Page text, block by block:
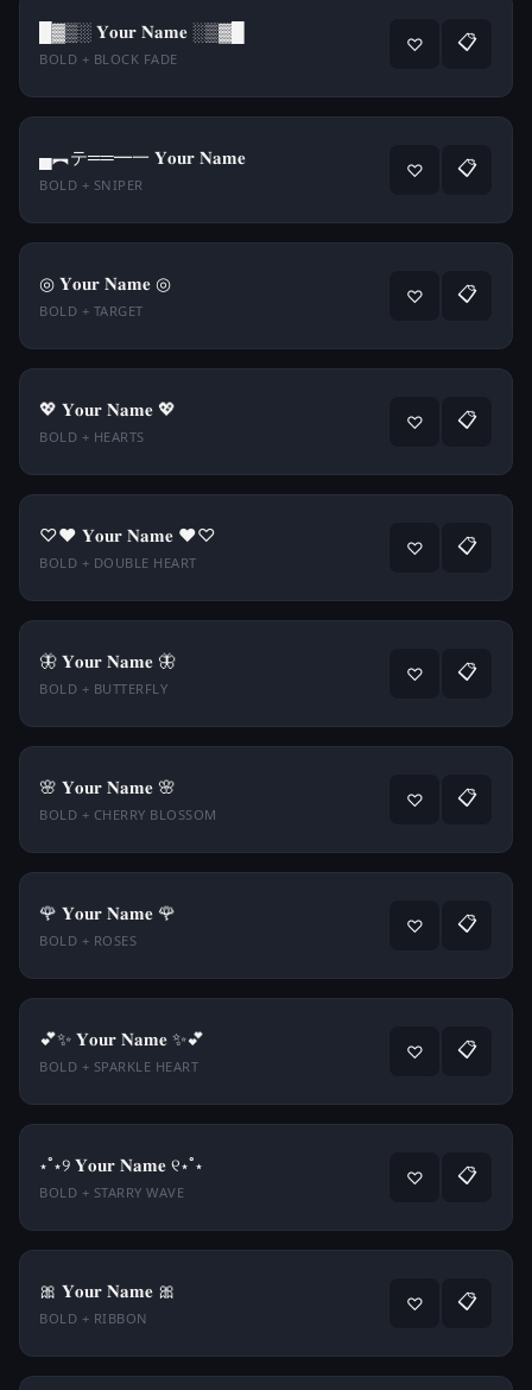
█▓▒░ 𝐘𝐨𝐮𝐫 𝐍𝐚𝐦𝐞 ░▒▓█
BOLD + BLOCK FADE
♡ 📋
▄︻テ══━一 𝐘𝐨𝐮𝐫 𝐍𝐚𝐦𝐞
BOLD + SNIPER
♡ 📋
◎ 𝐘𝐨𝐮𝐫 𝐍𝐚𝐦𝐞 ◎
BOLD + TARGET
♡ 📋
💖 𝐘𝐨𝐮𝐫 𝐍𝐚𝐦𝐞 💖
BOLD + HEARTS
♡ 📋
♡♥ 𝐘𝐨𝐮𝐫 𝐍𝐚𝐦𝐞 ♥♡
BOLD + DOUBLE HEART
♡ 📋
🦋 𝐘𝐨𝐮𝐫 𝐍𝐚𝐦𝐞 🦋
BOLD + BUTTERFLY
♡ 📋
🌸 𝐘𝐨𝐮𝐫 𝐍𝐚𝐦𝐞 🌸
BOLD + CHERRY BLOSSOM
♡ 📋
🌹 𝐘𝐨𝐮𝐫 𝐍𝐚𝐦𝐞 🌹
BOLD + ROSES
♡ 📋
💕✨ 𝐘𝐨𝐮𝐫 𝐍𝐚𝐦𝐞 ✨💕
BOLD + SPARKLE HEART
♡ 📋
⋆˚⋆୨ 𝐘𝐨𝐮𝐫 𝐍𝐚𝐦𝐞 ୧⋆˚⋆
BOLD + STARRY WAVE
♡ 📋
🎀 𝐘𝐨𝐮𝐫 𝐍𝐚𝐦𝐞 🎀
BOLD + RIBBON
♡ 📋